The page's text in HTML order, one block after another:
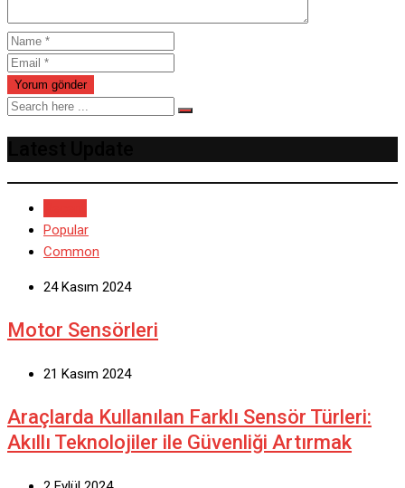
Popular
Common
24 Kasım 2024
Motor Sensörleri
21 Kasım 2024
Araçlarda Kullanılan Farklı Sensör Türleri:
Akıllı Teknolojiler ile Güvenliği Artırmak